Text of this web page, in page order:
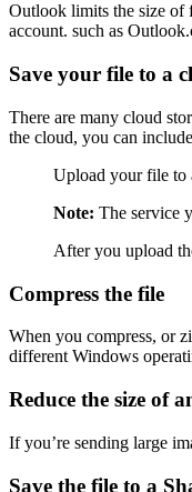
Outlook limits the size of
account. such as
Save your file to a
There are many cloud
the cloud, you can
Upload your file to
Note: The service
After you upload
Compress the file
When you compress, or
different Windows
Reduce the size of
If you’re sending large
Save the file to a